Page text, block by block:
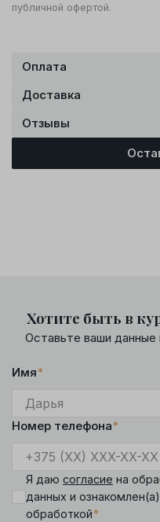
публичной офертой.
Оплата
Доставка
Отзывы
Хотите быть в
Оставьте ваши данные
Имя*
Номер телефона*
Я даю согласие на
данных и
обработкой*